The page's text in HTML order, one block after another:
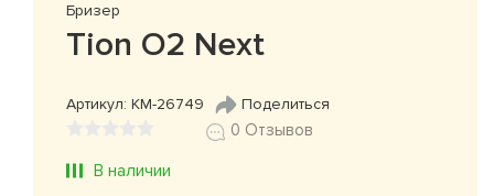
Бризер
Tion O2 Next
Артикул: КМ-26749 Поделиться
0 Отзывов
В наличии